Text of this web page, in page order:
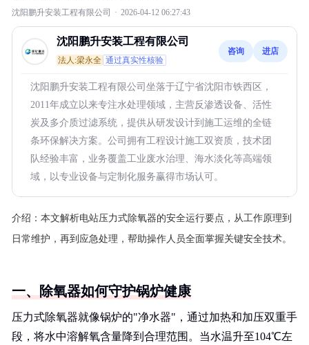
沈阳鹏升安装工程有限公司 · 2026-04-12 06:27:43
沈阳鹏升安装工程有限公司
法人:梁永全 通过真实性核验
咨询 进店
沈阳鹏升安装工程有限公司坐落于辽宁省沈阳市铁西区，
2011年成立以来专注水处理领域，主营反渗透设备、活性
炭及多介质过滤系统，提供从研发设计到施工运维的全链
条环保解决方案。公司拥有工程设计施工双资质，技术团
队经验丰富，业务覆盖工业废水治理、海水淡化等高端领
域，以专业设备与定制化服务赢得市场认可。
介绍： 本文解析电站压力式除氧器的安全运行要点，从工作原理到
日常维护，再到应急处理，帮助操作人员全面掌握关键安全技术。
一、除氧器如何守护锅炉健康
压力式除氧器就像锅炉的"净水器"，通过加热和加压双重手
段，将水中溶解氧含量降到合理范围。当水温升至104℃左